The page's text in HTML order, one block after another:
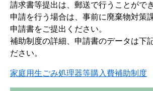
請求書等提出は、郵送で行うことがで
申請を行う場合は、事前に廃棄物対策
申請書をご提出ください。
補助制度の詳細、申請書のデータは下
ださい。
家庭用生ごみ処理器等購入費補助制度